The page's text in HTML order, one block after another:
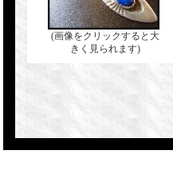
(画像をクリックすると大
きく見られます)